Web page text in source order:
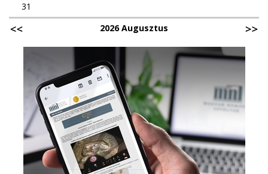
31
2026 Augusztus